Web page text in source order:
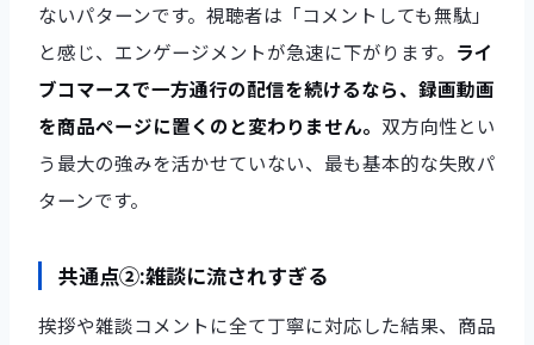
ないパターンです。視聴者は「コメントしても無駄」
と感じ、エンゲージメントが急速に下がります。 ライ
ブコマースで一方通行の配信を続けるなら、録画動画
を商品ページに置くのと変わりません。 双方向性とい
う最大の強みを活かせていない、最も基本的な失敗パ
ターンです。
共通点②:雑談に流されすぎる
挨拶や雑談コメントに全て丁寧に対応した結果、商品